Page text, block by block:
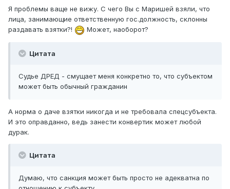
Я проблемы ваще не вижу. С чего Вы с Маришей взяли, что
лица, занимающие ответственную гос.должность, склонны
раздавать взятки?!
Может, наоборот?
Цитата
Судье ДРЕД - смущает меня конкретно то, что субъектом
может быть обычный гражданин
А норма о даче взятки никогда и не требовала спецсубъекта.
И это оправданно, ведь занести конвертик может любой
дурак.
Цитата
Думаю, что санкция может быть просто не адекватна по